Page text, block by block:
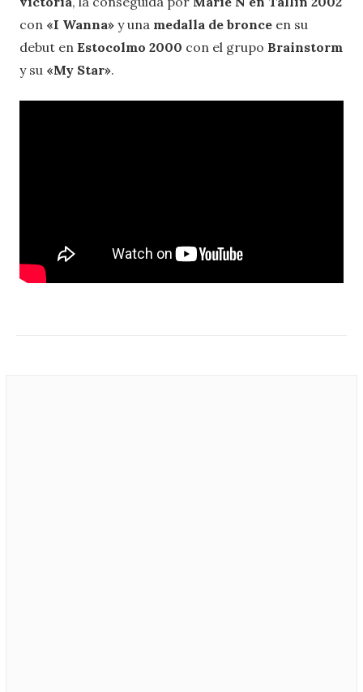
con «I Wanna» y una medalla de bronce en su
debut en Estocolmo 2000 con el grupo Brainstorm
y su «My Star».